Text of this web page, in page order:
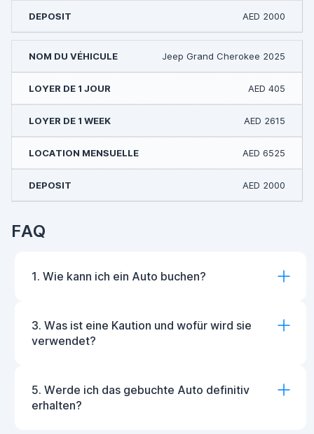
AED 2000
Jeep Grand Cherokee 2025
AED 405
AED 2615
AED 6525
AED 2000
FAQ
1. Wie kann ich ein Auto buchen?
3. Was ist eine Kaution und wofür wird sie
verwendet?
5. Werde ich das gebuchte Auto definitiv
erhalten?